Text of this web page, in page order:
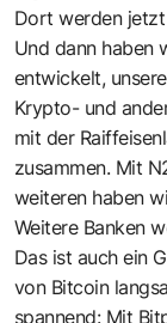
Dort werden
Und dann haben
entwickelt,
Krypto- und
mit der
zusammen. Mit
weiteren haben
Weitere Banken
Das ist auch ein
von Bitcoin
spannend: Mit